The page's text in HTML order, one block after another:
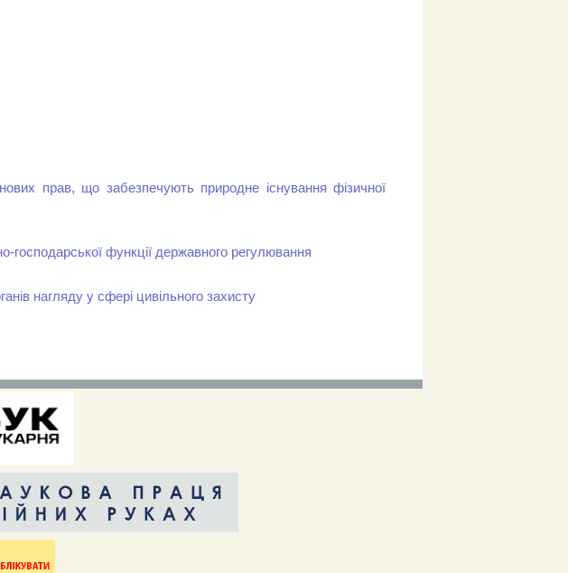
прав, що забезпечують природне існування фізичної
господарської функції державного регулювання
нагляду у сфері цивільного захисту